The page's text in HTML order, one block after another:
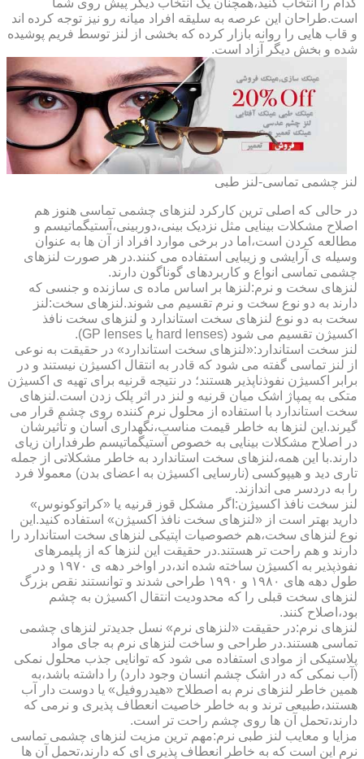
کدام را انتخاب کنید،همچنان یک انتخاب دیگر پیش روی شما
است.طراحان این عرصه به سلیقه افراد میانه رو نیز توجه کرده اند
و قاب هایی را روانه بازار کرده که بخشی از لنز توسط فریم پوشیده
شده و بخش دیگر آزاد است.
لنز چشمی تماسی-لنز طبی
در حالی که اصلی ترین کارکرد لنزهای چشمی تماسی هنوز هم
اصلاح مشکلات بینایی مثل نزدیک بینی،دوربینی،آستیگماتیسم و
مطالعه کردن است،اما در برخی موارد افراد از آن ها به عنوان
وسیله ی آرایشی و زیبایی استفاده می کنند.در هر صورت لنزهای
چشمی تماسی انواع و کاربردهای گوناگون دارند.
لنزهای سخت و نرم:لنزها بر اساس ماده ی سازنده و جنسی که
دارند به دو نوع سخت و نرم تقسیم می شوند.لنزهای سخت:لنز
سخت به دو نوع لنزهای سخت استاندارد و لنزهای سخت نافذ
اکسیژن تقسیم می شود (hard lenses یا GP lenses).
لنز سخت استاندارد:«لنزهای سخت استاندارد» در حقیقت به نوعی
از لنز تماسی گفته می شود که قادر به انتقال اکسیژن نیستند و در
برابر اکسیژن نفوذناپذیر هستند؛ در نتیجه قرنیه برای تهیه ی اکسیژن
متکی به پمپاژ اشک میان قرنیه و لنز در اثر پلک زدن است.لنزهای
سخت استاندارد با استفاده از محلول نرم کننده روی چشم قرار می
گیرند.این لنزها به خاطر قیمت مناسب،نگهداری آسان و تأثیرشان
در اصلاح مشکلات بینایی به خصوص آستیگماتیسم طرفداران زیای
دارند.با این همه،لنزهای سخت استاندارد به خاطر مشکلاتی از جمله
تاری دید و هیپوکسی (نارسایی اکسیژن به اعضای بدن) معمولا فرد
را به دردسر می اندازند.
لنز سخت نافذ اکسیژن:اگر مشکل قوز قرنیه یا «کراتوکونوس»
دارید بهتر است از «لنزهای سخت نافذ اکسیژن» استفاده کنید.این
نوع لنزهای سخت،هم خصوصیات اپتیکی لنزهای سخت استاندارد را
دارند و هم راحت تر هستند.در حقیقت این لنزها که از پلیمرهای
نفوذپذیر به اکسیژن ساخته شده اند،در اواخر دهه ی ۱۹۷۰ و در
طول دهه های ۱۹۸۰ و ۱۹۹۰ طراحی شدند و توانستند نقص بزرگ
لنزهای سخت قبلی را که محدودیت انتقال اکسیژن به چشم
بود،اصلاح کنند.
لنزهای نرم:در حقیقت «لنزهای نرم» نسل جدیدتر لنزهای چشمی
تماسی هستند.در طراحی و ساخت لنزهای نرم به جای مواد
پلاستیکی از موادی استفاده می شود که توانایی جذب محلول نمکی
(آب نمکی که در اشک چشم انسان وجود دارد) را داشته باشد،به
همین خاطر لنزهای نرم به اصطلاح «هیدروفیل» یا دوست دار آب
هستند،طبیعی ترند و به خاطر خاصیت انعطاف پذیری و نرمی که
دارند،تحمل آن ها روی چشم راحت تر است.
مزایا و معایب لنز طبی نرم:مهم ترین مزیت لنزهای چشمی تماسی
نرم این است که به خاطر انعطاف پذیری ای که دارند،تحمل آن ها